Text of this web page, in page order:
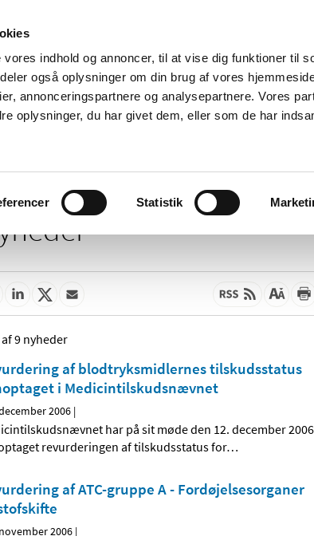
indhold og annoncer, til at vise dig funktioner til
også oplysninger om din brug af vores
annonceringspartnere og analysepartnere. Vores
oplysninger, du har givet dem, eller som de har
Statistik
Nyheder Om os Kontakt
Tilskud og
Apoteker og salg af
af 9 nyheder
af blodtryksmidlernes tilskudsstatus
i Medicintilskudsnævnet
2006 |
har på sit møde den 12. december 2006
revurderingen af tilskudsstatus for…
af ATC-gruppe A - Fordøjelsesorganer
2006 |